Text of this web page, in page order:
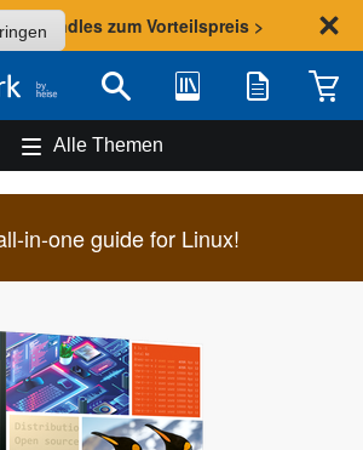
Bundles zum Vorteilspreis >
Suche Bibliothek Merkliste
Alle Themen
in-one guide for Linux!